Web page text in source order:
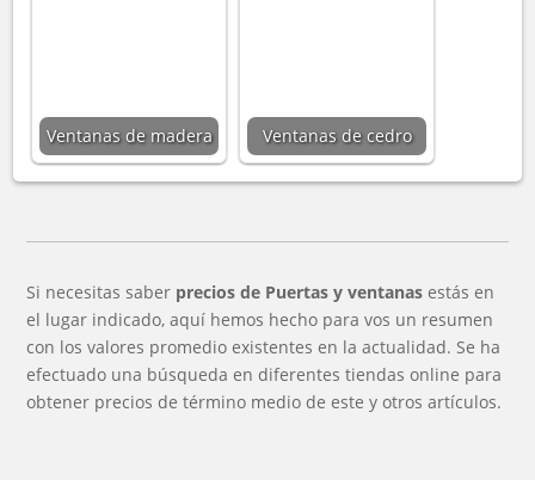
Ventanas de madera Ventanas de cedro
Si necesitas saber precios de Puertas y ventanas estás en
el lugar indicado, aquí hemos hecho para vos un resumen
con los valores promedio existentes en la actualidad. Se ha
efectuado una búsqueda en diferentes tiendas online para
obtener precios de término medio de este y otros artículos.